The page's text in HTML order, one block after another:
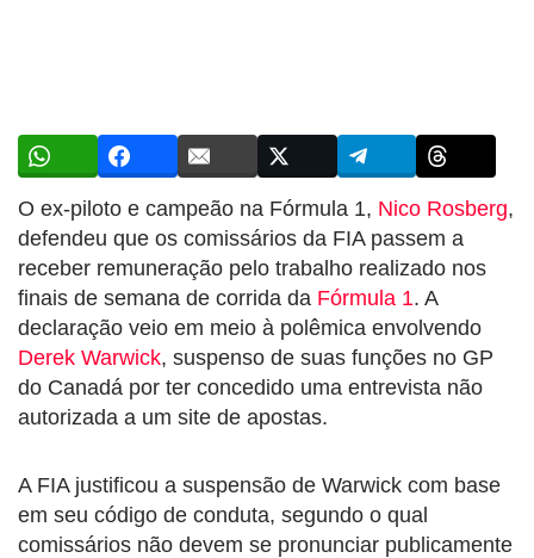
O ex-piloto e campeão na Fórmula 1, Nico Rosberg,
defendeu que os comissários da FIA passem a
receber remuneração pelo trabalho realizado nos
finais de semana de corrida da Fórmula 1. A
declaração veio em meio à polêmica envolvendo
Derek Warwick, suspenso de suas funções no GP
do Canadá por ter concedido uma entrevista não
autorizada a um site de apostas.
A FIA justificou a suspensão de Warwick com base
em seu código de conduta, segundo o qual
comissários não devem se pronunciar publicamente